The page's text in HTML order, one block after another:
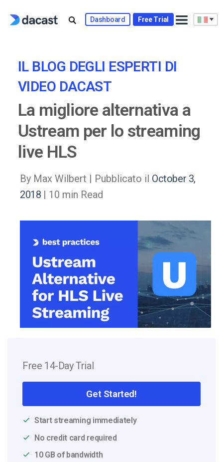
Dashboard Free Trial
IL BLOG DEGLI ESPERTI DI
VIDEO DACAST
La migliore alternativa a
Ustream per lo streaming
live HLS
By Max Wilbert | Pubblicato il October 3,
2018 | 10 min Read
Free 14-Day Trial
Get Started!
Start streaming immediately
No credit card required
10 GB of bandwidth